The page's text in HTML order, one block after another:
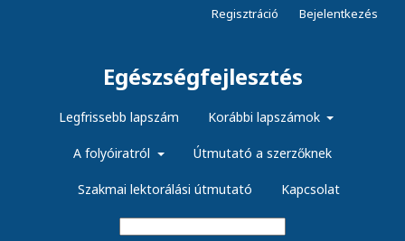
Egészségfejlesztés
Legfrissebb lapszám Korábbi lapszámok
A folyóiratról Útmutató a szerzőknek
Szakmai lektorálási útmutató Kapcsolat
Regisztráció Bejelentkezés